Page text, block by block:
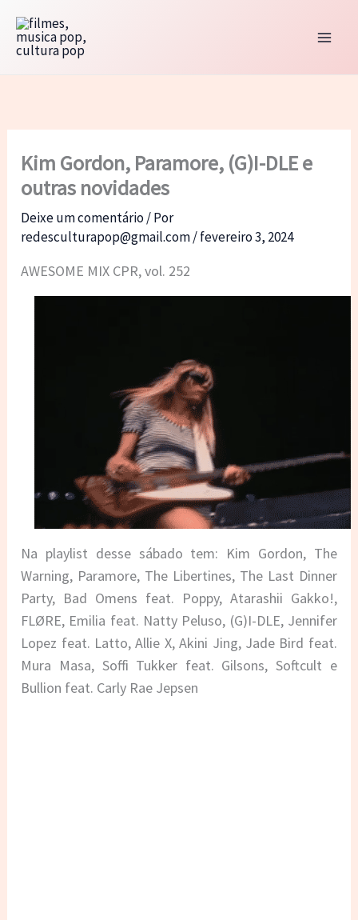
para
Kim Gordon, Paramore, (G)I-DLE e
outras novidades
Deixe um comentário/ Por
redesculturapop@gmail.com/fevereiro 3, 2024
AWESOME MIX CPR, vol. 252
Na playlist desse sábado tem: Kim Gordon, The
Warning, Paramore, The Libertines, The Last Dinner
Party, Bad Omens feat. Poppy, Atarashii Gakko!,
FLØRE, Emilia feat. Natty Peluso, (G)I-DLE, Jennifer
Lopez feat. Latto, Allie X, Akini Jing, Jade Bird feat.
Mura Masa, Soffi Tukker feat. Gilsons, Softcult e
Bullion feat. Carly Rae Jepsen